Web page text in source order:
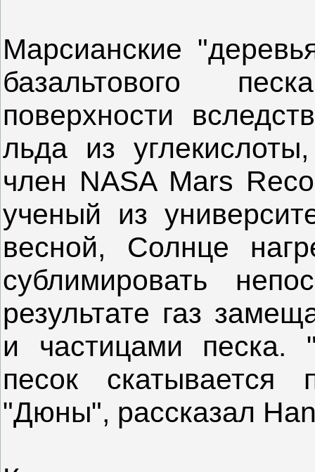
Марсианские
базальтового
поверхности
льда из
член NASA Mars
ученый из
весной, Солнце
сублимировать
результате газ
и частицами
песок
"Дюны", рассказал